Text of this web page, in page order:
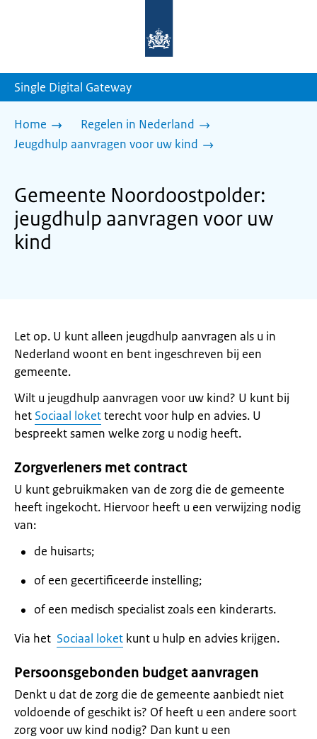
homepage
Single Digital Gateway
Home
Regelen in Nederland
Jeugdhulp aanvragen voor uw kind
Gemeente Noordoostpolder:
jeugdhulp aanvragen voor uw
kind
Let op. U kunt alleen jeugdhulp aanvragen als u in
Nederland woont en bent ingeschreven bij een
gemeente.
Wilt u jeugdhulp aanvragen voor uw kind? U kunt bij
het Sociaal loketterecht voor hulp en advies. U
bespreekt samen welke zorg u nodig heeft.
Zorgverleners met contract
U kunt gebruikmaken van de zorg die de gemeente
heeft ingekocht. Hiervoor heeft u een verwijzing nodig
van:
de huisarts;
of een gecertificeerde instelling;
of een medisch specialist zoals een kinderarts.
Via het Sociaal loket kunt u hulp en advies krijgen.
Persoonsgebonden budget aanvragen
Denkt u dat de zorg die de gemeente aanbiedt niet
voldoende of geschikt is? Of heeft u een andere soort
zorg voor uw kind nodig? Dan kunt u een